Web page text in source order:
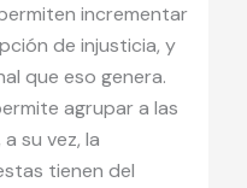
incrementar
de injusticia, y
que eso genera.
agrupar a las
su vez, la
tienen del